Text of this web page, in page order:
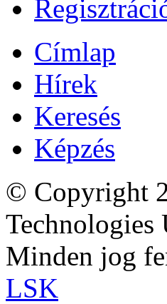
Címlap
Hírek
Keresés
Képzés
© Copyright
Technologies
Minden jog
LSK